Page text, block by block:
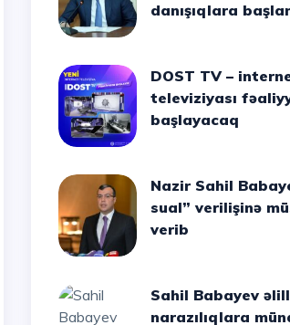
danışıqlara
DOST TV – internet
televiziyası
başlayacaq
Nazir Sahil Babayev “Vacib
sual” verilişinə
verib
Sahil Babayev əlilliklə bağlı
narazılıqlara